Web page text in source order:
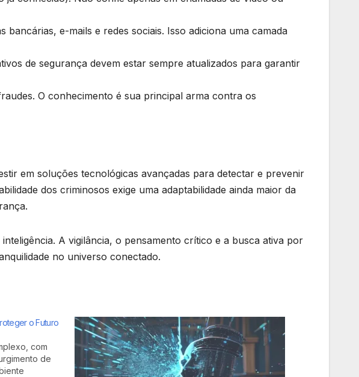
bancárias, e-mails e redes sociais. Isso adiciona uma camada
de segurança devem estar sempre atualizados para garantir
O conhecimento é sua principal arma contra os
em soluções tecnológicas avançadas para detectar e prevenir
dos criminosos exige uma adaptabilidade ainda maior da
A vigilância, o pensamento crítico e a busca ativa por
no universo conectado.
o Futuro
com
de